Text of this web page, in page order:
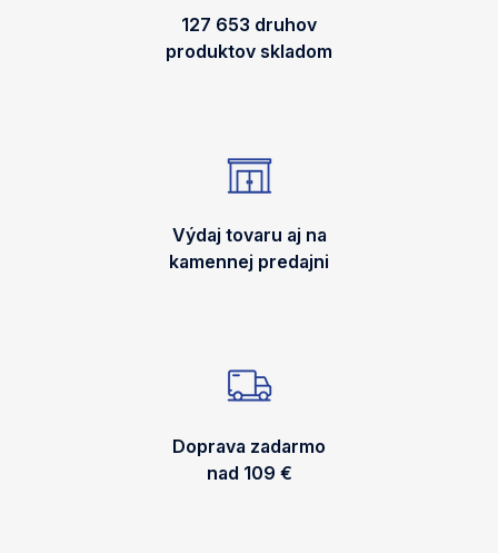
127 653 druhov
produktov skladom
Výdaj tovaru aj na
kamennej predajni
Doprava zadarmo
nad 109 €